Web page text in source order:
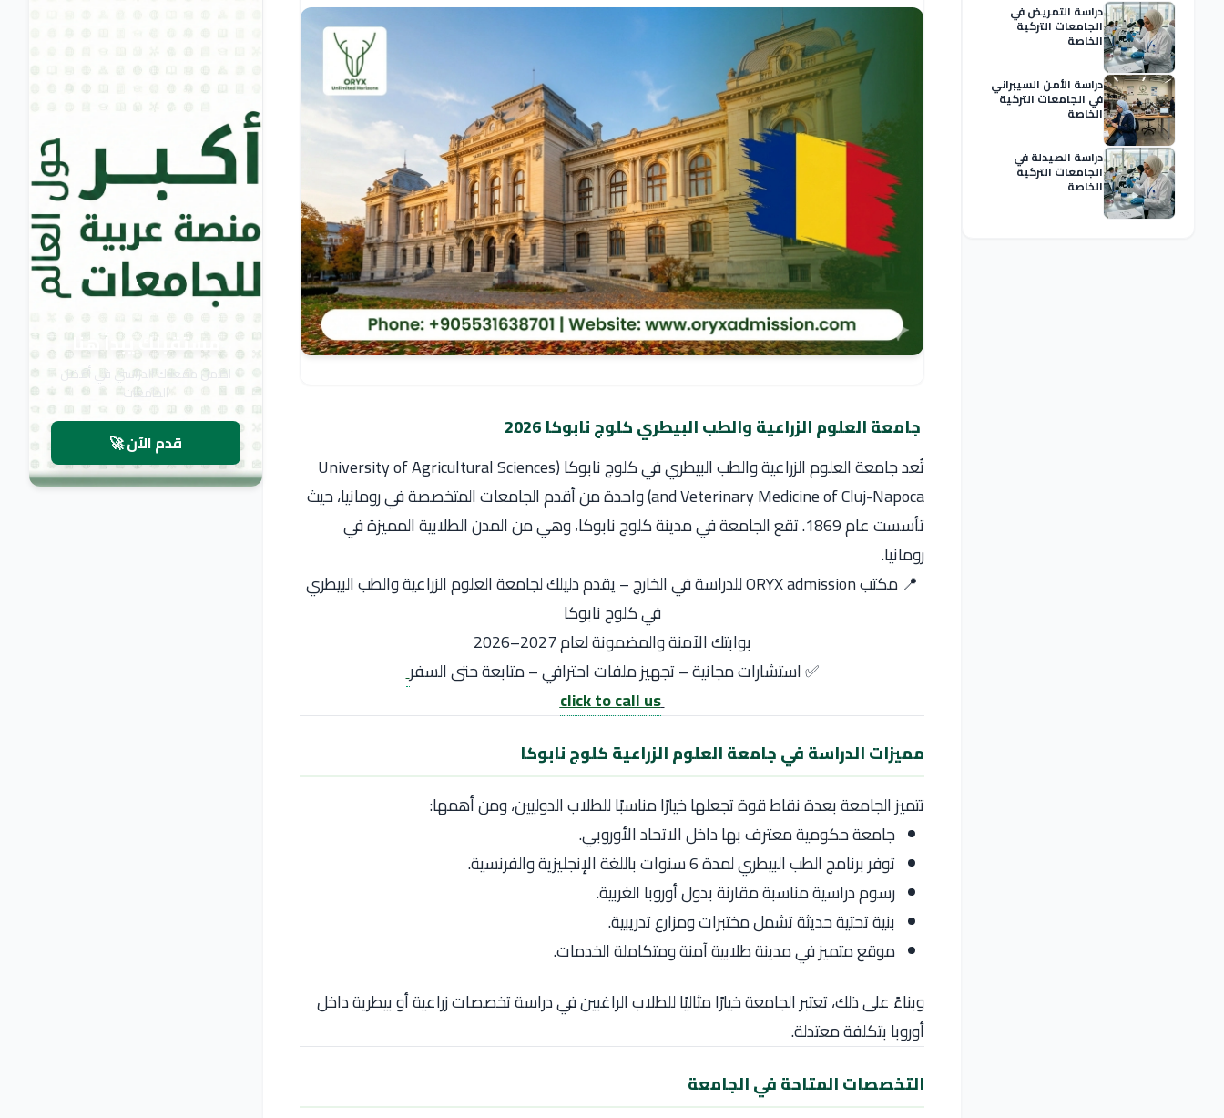
دراسة التمريض في
الجامعات التركية
الخاصة
دراسة الأمن السيبراني
في الجامعات التركية
الخاصة
دراسة الصيدلة في
الجامعات التركية
الخاصة
جامعة العلوم الزراعية والطب البيطري كلوج نابوكا 2026
تُعد جامعة العلوم الزراعية والطب البيطري في كلوج نابوكا (University of Agricultural Sciences
and Veterinary Medicine of Cluj-Napoca) واحدة من أقدم الجامعات المتخصصة في رومانيا، حيث
تأسست عام 1869. تقع الجامعة في مدينة كلوج نابوكا، وهي من المدن الطلابية المميزة في
رومانيا.
📍 مكتب ORYX admission للدراسة في الخارج – يقدم دليلك لجامعة العلوم الزراعية والطب البيطري
في كلوج نابوكا
بوابتك الآمنة والمضمونة لعام 2027–2026
✅ استشارات مجانية – تجهيز ملفات احترافي – متابعة حتى السفر
click to call us
مميزات الدراسة في جامعة العلوم الزراعية كلوج نابوكا
تتميز الجامعة بعدة نقاط قوة تجعلها خيارًا مناسبًا للطلاب الدوليين، ومن أهمها:
جامعة حكومية معترف بها داخل الاتحاد الأوروبي.
توفر برنامج الطب البيطري لمدة 6 سنوات باللغة الإنجليزية والفرنسية.
رسوم دراسية مناسبة مقارنة بدول أوروبا الغربية.
بنية تحتية حديثة تشمل مختبرات ومزارع تدريبية.
موقع متميز في مدينة طلابية آمنة ومتكاملة الخدمات.
وبناءً على ذلك، تعتبر الجامعة خيارًا مثاليًا للطلاب الراغبين في دراسة تخصصات زراعية أو بيطرية داخل
أوروبا بتكلفة معتدلة.
التخصصات المتاحة في الجامعة
مستقبلك يبدأ هنا
اضمن مقعدك الدراسي في أفضل
الجامعات
قدم الآن 🚀